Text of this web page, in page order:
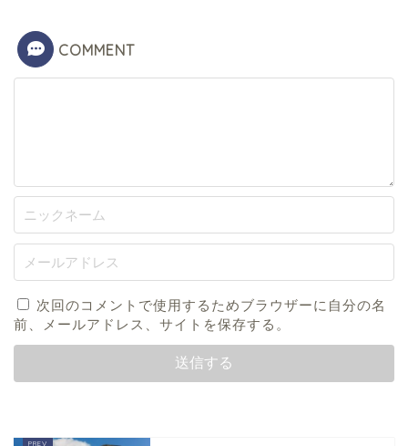
COMMENT
次回のコメントで使用するためブラウザーに自分の名
前、メールアドレス、サイトを保存する。